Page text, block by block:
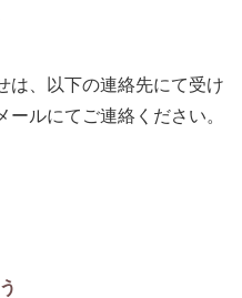
は、以下の連絡先にて受け
ルにてご連絡ください。